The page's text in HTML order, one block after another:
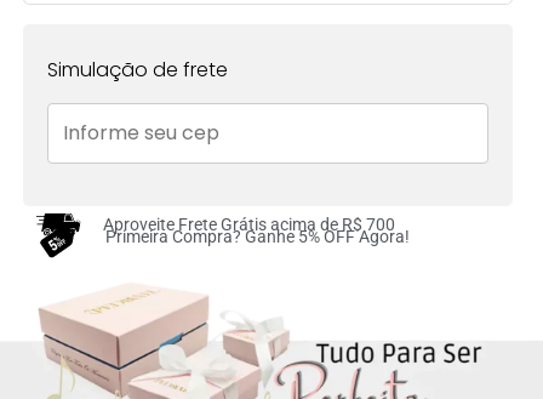
1x deR$185.00sem
juros no cartão
R$185.00
juros no cartão
juros no cartão
4x de R$46.25sem
juros no cartão
R$185.00
Simulação de frete
Aproveite Frete Grátis acima de R$ 700
Primeira Compra? Ganhe 5% OFF Agora!